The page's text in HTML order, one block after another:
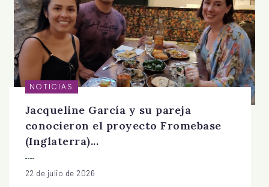
NOTICIAS
Jacqueline García y su pareja
conocieron el proyecto Fromebase
(Inglaterra)...
22 de julio de 2026